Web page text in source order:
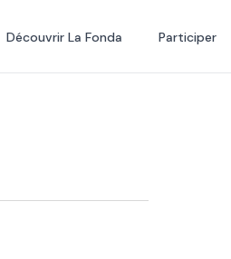
Découvrir La Fonda Participer